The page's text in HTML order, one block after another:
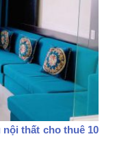
thất cho thuê 10